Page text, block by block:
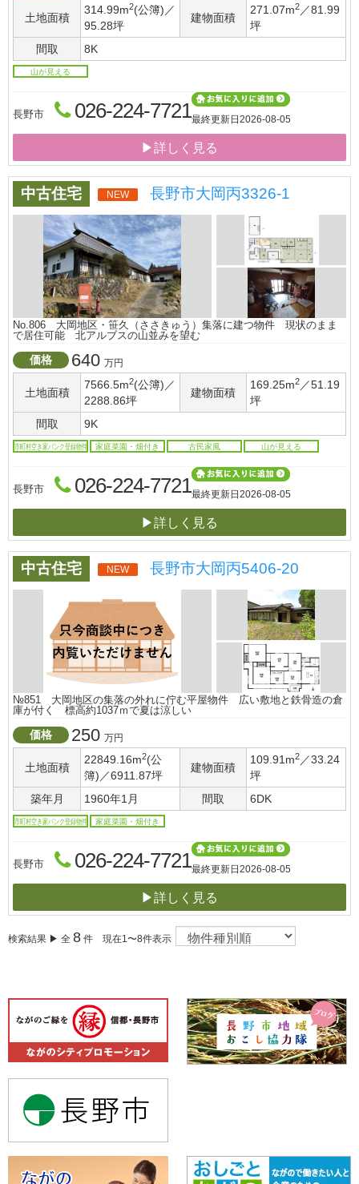
土地面積
314.99m2(公簿)／
95.28坪
建物面積
271.07m2 ／81.99
坪
間取
8K
山が見える
長野市 026-224-7721最終更新日 2026-08-05
▶詳しく見る
中古住宅 NEW 長野市大岡丙3326-1
No.806 大岡地区・笹久（ささきゅう）集落に建つ物件 現状のまま
で居住可能 北アルブスの山並みを望む
価格 640 万円
土地面積
7566.5m2(公簿)／
2288.86坪
建物面積
169.25m2 ／51.19
坪
間取
9K
市町村空き家バンク登録物件 家庭菜園・畑付き 古民家風 山が見える
長野市 026-224-7721最終更新日 2026-08-05
▶詳しく見る
中古住宅 NEW 長野市大岡丙5406-20
№851 大岡地区の集落の外れに佇む平屋物件 広い敷地と鉄骨造の倉
庫が付く 標高約1037ｍで夏は涼しい
価格 250 万円
土地面積
22849.16m2(公
簿)／6911.87坪
建物面積
109.91m2 ／33.24
坪
築年月
1960年1月 間取 6DK
市町村空き家バンク登録物件 家庭菜園・畑付き
長野市 026-224-7721最終更新日 2026-08-05
▶詳しく見る
検索結果 ▶ 全 8 件 現在1〜8件表示